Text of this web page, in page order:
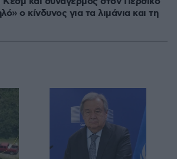
ο κίνδυνος για τα λιμάνια και τη